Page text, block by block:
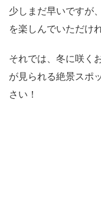
少しまだ早いですが
を楽しんでいただけ
それでは、冬に咲く
が見られる絶景スポ
さい！